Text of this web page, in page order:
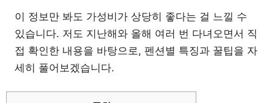
이 정보만 봐도 가성비가 상당히 좋다는 걸 느낄 수
있습니다. 저도 지난해와 올해 여러 번 다녀오면서 직
접 확인한 내용을 바탕으로, 펜션별 특징과 꿀팁을 자
세히 풀어보겠습니다.